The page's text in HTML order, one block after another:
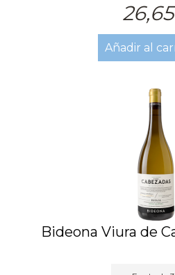
Añadir al
Bideona Viura de